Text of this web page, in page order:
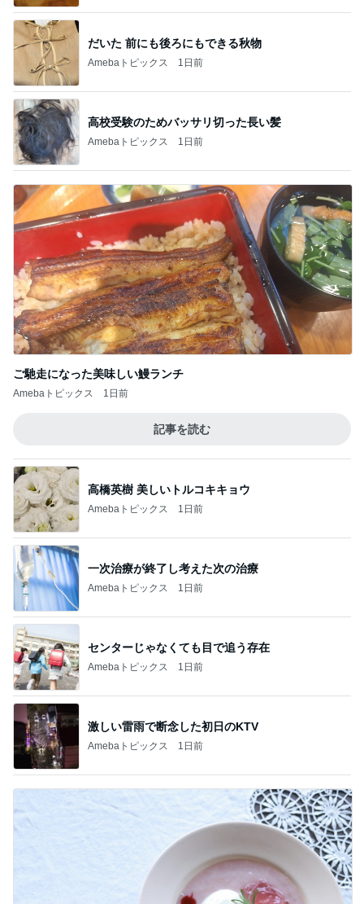
だいた 前にも後ろにもできる秋物
Amebaトピックス 1日前
高校受験のためバッサリ切った長い髪
Amebaトピックス 1日前
ご馳走になった美味しい鰻ランチ
Amebaトピックス 1日前
記事を読む
高橋英樹 美しいトルコキキョウ
Amebaトピックス 1日前
一次治療が終了し考えた次の治療
Amebaトピックス 1日前
センターじゃなくても目で追う存在
Amebaトピックス 1日前
激しい雷雨で断念した初日のKTV
Amebaトピックス 1日前